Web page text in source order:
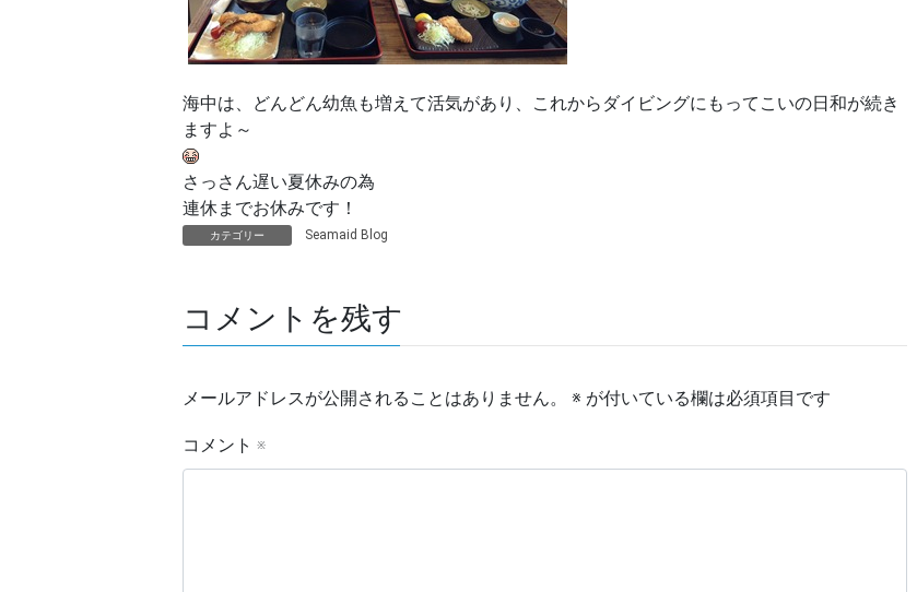
海中は、どんどん幼魚も増えて活気があり、これからダイビングにもってこいの日和が続き
ますよ～
さっさん遅い夏休みの為
連休までお休みです！
カテゴリー Seamaid Blog
コメントを残す
メールアドレスが公開されることはありません。 ※ が付いている欄は必須項目です
コメント ※